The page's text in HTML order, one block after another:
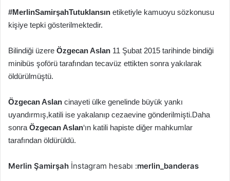
#MerlinSamirşahTutuklansın etiketiyle kamuoyu sözkonusu
kişiye tepki gösterilmektedir.
Bilindiği üzere Özgecan Aslan 11 Şubat 2015 tarihinde bindiği
minibüs şoförü tarafından tecavüz ettikten sonra yakılarak
öldürülmüştü.
Özgecan Aslan cinayeti ülke genelinde büyük yankı
uyandırmış,katili ise yakalanıp cezaevine gönderilmişti.Daha
sonra Özgecan Aslan‘ın katili hapiste diğer mahkumlar
tarafından öldürüldü.
Merlin Şamirşah İnstagram hesabı :merlin_banderas